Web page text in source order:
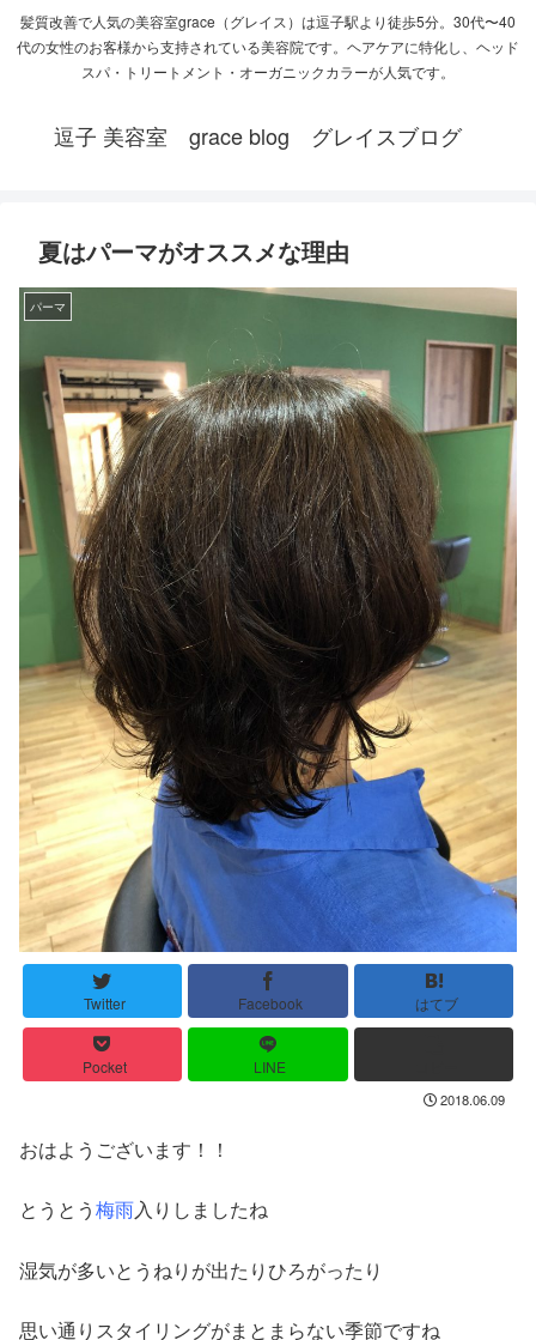
髪質改善で人気の美容室grace（グレイス）は逗子駅より徒歩5分。30代〜40
代の女性のお客様から支持されている美容院です。ヘアケアに特化し、ヘッド
スパ・トリートメント・オーガニックカラーが人気です。
逗子 美容室 grace blog グレイスブログ
夏はパーマがオススメな理由
パーマ
Twitter Facebook はてブ
Pocket LINE
2018.06.09
おはようございます！！
とうとう梅雨入りしましたね
湿気が多いとうねりが出たりひろがったり
思い通りスタイリングがまとまらない季節ですね